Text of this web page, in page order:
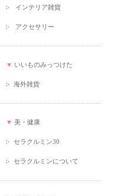
インテリア雑貨
アクセサリー
▼ いいものみっつけた
海外雑貨
▼ 美・健康
セラクルミン30
セラクルミンについて